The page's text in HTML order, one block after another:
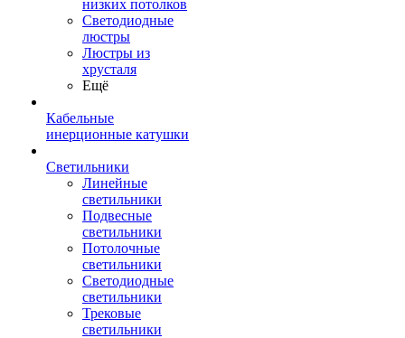
низких потолков
Cветодиодные
люстры
Люстры из
хрусталя
Ещё
Кабельные
инерционные катушки
Светильники
Линейные
светильники
Подвесные
светильники
Потолочные
светильники
Светодиодные
светильники
Трековые
светильники